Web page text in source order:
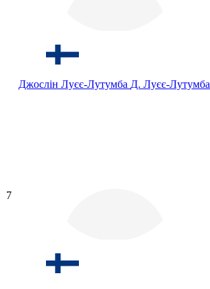
Джослін Луєє-Лутумба Д. Луєє-Лутумба
7